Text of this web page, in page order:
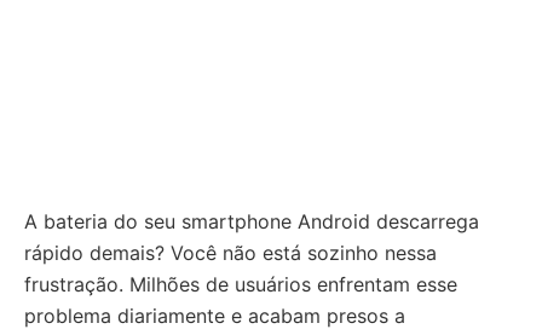
A bateria do seu smartphone Android descarrega
rápido demais? Você não está sozinho nessa
frustração. Milhões de usuários enfrentam esse
problema diariamente e acabam presos a